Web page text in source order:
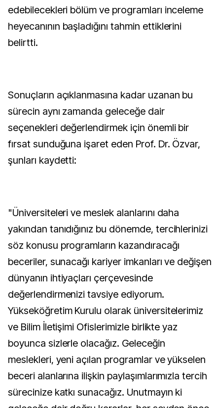
edebilecekleri bölüm ve programları inceleme
heyecanının başladığını tahmin ettiklerini
belirtti.
Sonuçların açıklanmasına kadar uzanan bu
sürecin aynı zamanda geleceğe dair
seçenekleri değerlendirmek için önemli bir
fırsat sunduğuna işaret eden Prof. Dr. Özvar,
şunları kaydetti:
"Üniversiteleri ve meslek alanlarını daha
yakından tanıdığınız bu dönemde, tercihlerinizi
söz konusu programların kazandıracağı
beceriler, sunacağı kariyer imkanları ve değişen
dünyanın ihtiyaçları çerçevesinde
değerlendirmenizi tavsiye ediyorum.
Yükseköğretim Kurulu olarak üniversitelerimiz
ve Bilim İletişimi Ofislerimizle birlikte yaz
boyunca sizlerle olacağız. Geleceğin
meslekleri, yeni açılan programlar ve yükselen
beceri alanlarına ilişkin paylaşımlarımızla tercih
sürecinize katkı sunacağız. Unutmayın ki